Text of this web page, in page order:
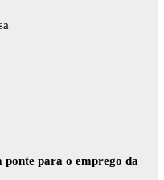
ponte para o emprego da